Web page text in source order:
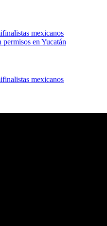
mexicanos
en Yucatán
mexicanos